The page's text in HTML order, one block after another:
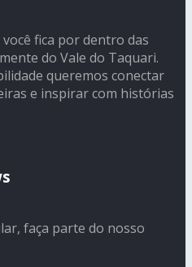
fica por dentro das
do Vale do Taquari.
queremos conectar
e inspirar com histórias
faça parte do nosso